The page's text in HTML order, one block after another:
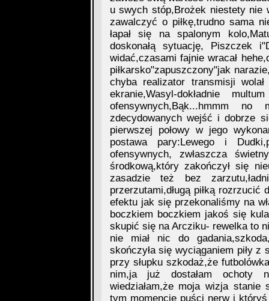
u swych stóp,Brożek niestety nie
zawalczyć o piłkę,trudno sama
łapał się na spalonym
doskonałą sytuację, Piszczek
widać,czasami fajnie wracał
piłkarsko"zapuszczony"jak
chyba realizator transmisji
ekranie,Wasyl-dokładnie
ofensywnych,Bąk...hmmm
zdecydowanych wejść i dobrze
pierwszej połowy w jego
postawa pary:Lewego i
ofensywnych, zwłaszcza
środkową,który zakończył się
zasadzie też bez
przerzutami,długą piłką
efektu jak się przekonaliśmy na
boczkiem boczkiem jakoś się
skupić się na Arcziku- rewelka to
nie miał nic do
skończyła się wyciąganiem piły
przy słupku szkodaż,że
nim,ja już dostałam ochoty
wiedziałam,że moja wizja stanie
tym momencie puści nerw i